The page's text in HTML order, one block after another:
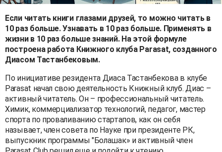
Если читать книги глазами друзей, то можно читать в
10 раз больше. Узнавать в 10 раз больше. Применять в
жизни в 10 раз больше знаний. На этой формуле
построена работа Книжного клуба Parasat, созданного
Диасом Тастанбековым.
По инициативе резидента Диаса Тастанбекова в клубе
Parasat начал свою деятельность Книжный клуб. Диас –
активный читатель. Он – профессиональный читатель.
Химик, коммерциализатор технологий, педагог, мастер
спорта по проваливанию стартапов, как он себя
называет, член совета по Науке при президенте РК,
выпускник программы "Болашак» и активный член